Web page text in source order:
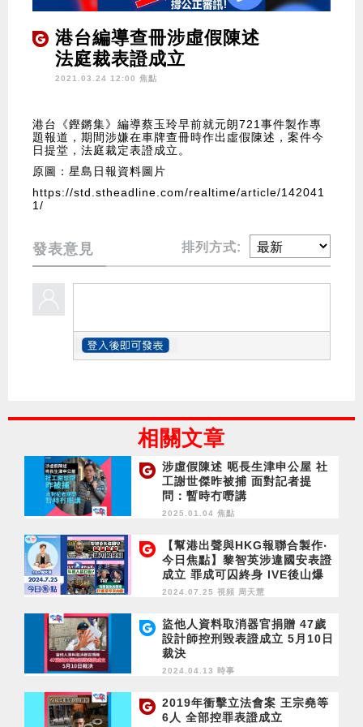
港台編導查冊涉虛假陳述
法庭裁表證成立
2021.03.24 12:00 焦點
港台《鏗鏘集》編導蔡玉玲早前就元朗721事件製作專
題報道，期間涉嫌在車牌查冊時作出虛假陳述，案件今
日提堂，法庭裁定表證成立。
原圖：星島日報資料圖片
https://std.stheadline.com/realtime/article/142041
1/
發表意見 排列方式:
相關文章
涉虛假陳述 呃長生津申公屋 社
工謝世傑昨被捕 面對記者提
問：暫時冇嘢講
2025.01.04 焦點
【幫港出聲與HKG報聯合製作‧
今日焦點】黎智英涉違國安表證
成立 罪成可囚終身 IVE後山爆
炸品案 年輕人搞乜鬼？特朗普
2024.07.25 視頻 周天慧
盜他人資料取消器官捐贈 47歲
設計師控刑毀表證成立 5月10日
裁決
2024.04.13 時事
2019年衝擊立法會案 王宗堯等
6人 全部控罪表證成立